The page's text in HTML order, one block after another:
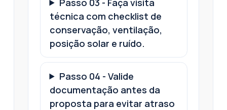
técnica com checklist de
conservação, ventilação,
posição solar e ruído.
Passo 04 - Valide
documentação antes da
proposta para evitar atraso